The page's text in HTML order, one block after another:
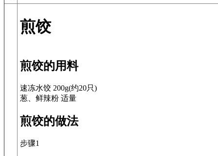
煎饺
煎饺的用料
速冻水饺 200g(约20只)
葱、鲜辣粉 适量
煎饺的做法
步骤1